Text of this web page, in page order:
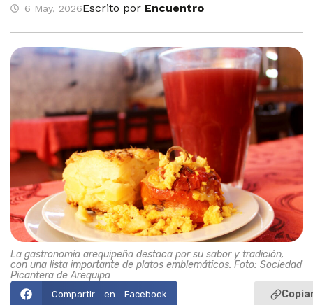
6 May, 2026Escrito por Encuentro
La gastronomía arequipeña destaca por su sabor y tradición,
con una lista importante de platos emblemáticos. Foto: Sociedad
Picantera de Arequipa
Compartir en Facebook